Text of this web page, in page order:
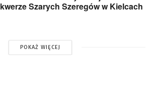
Szarych Szeregów w Kielcach
POKAŻ WIĘCEJ